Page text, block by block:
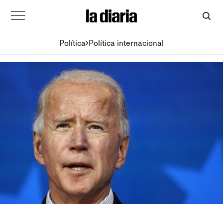
Política Política internacional